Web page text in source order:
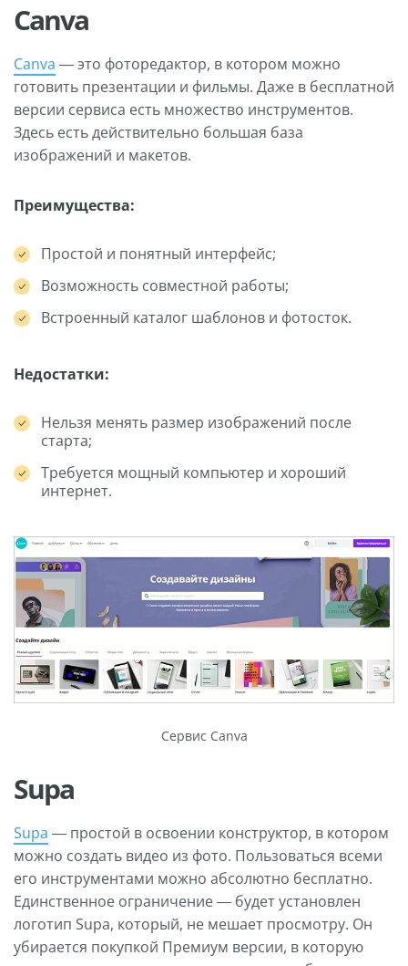
Canva
Canva — это фоторедактор, в котором можно
готовить презентации и фильмы. Даже в бесплатной
версии сервиса есть множество инструментов.
Здесь есть действительно большая база
изображений и макетов.
Преимущества:
Простой и понятный интерфейс;
Возможность совместной работы;
Встроенный каталог шаблонов и фотосток.
Недостатки:
Нельзя менять размер изображений после
старта;
Требуется мощный компьютер и хороший
интернет.
Сервис Canva
Supa
Supa — простой в освоении конструктор, в котором
можно создать видео из фото. Пользоваться всеми
его инструментами можно абсолютно бесплатно.
Единственное ограничение — будет установлен
логотип Supa, который, не мешает просмотру. Он
убирается покупкой Премиум версии, в которую